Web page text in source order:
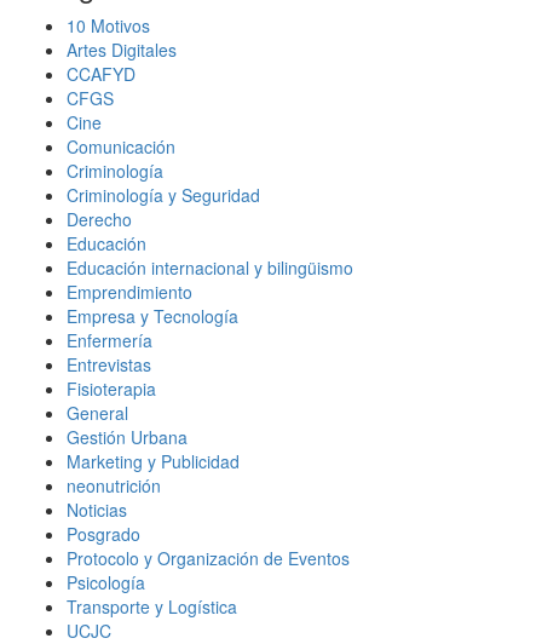
10 Motivos
Artes Digitales
CCAFYD
CFGS
Cine
Comunicación
Criminología
Criminología y Seguridad
Derecho
Educación
Educación internacional y bilingüismo
Emprendimiento
Empresa y Tecnología
Enfermería
Entrevistas
Fisioterapia
General
Gestión Urbana
Marketing y Publicidad
neonutrición
Noticias
Posgrado
Protocolo y Organización de Eventos
Psicología
Transporte y Logística
UCJC